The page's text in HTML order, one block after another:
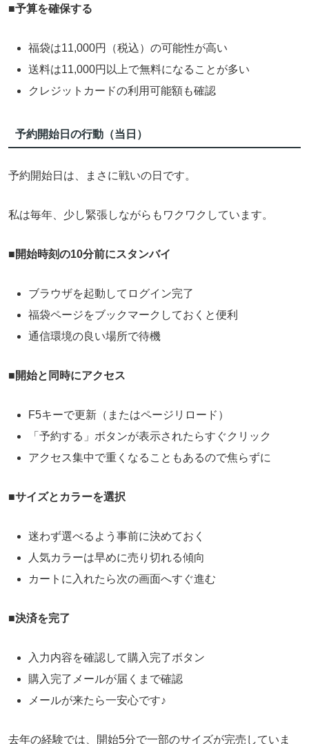
■予算を確保する
福袋は11,000円（税込）の可能性が高い
送料は11,000円以上で無料になることが多い
クレジットカードの利用可能額も確認
予約開始日の行動（当日）
予約開始日は、まさに戦いの日です。
私は毎年、少し緊張しながらもワクワクしています。
■開始時刻の10分前にスタンバイ
ブラウザを起動してログイン完了
福袋ページをブックマークしておくと便利
通信環境の良い場所で待機
■開始と同時にアクセス
F5キーで更新（またはページリロード）
「予約する」ボタンが表示されたらすぐクリック
アクセス集中で重くなることもあるので焦らずに
■サイズとカラーを選択
迷わず選べるよう事前に決めておく
人気カラーは早めに売り切れる傾向
カートに入れたら次の画面へすぐ進む
■決済を完了
入力内容を確認して購入完了ボタン
購入完了メールが届くまで確認
メールが来たら一安心です♪
去年の経験では、開始5分で一部のサイズが完売していま